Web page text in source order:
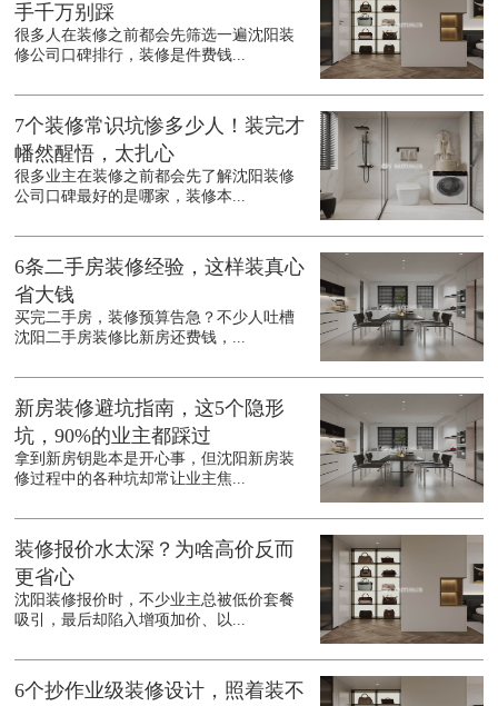
手千万别踩
很多人在装修之前都会先筛选一遍沈阳装
修公司口碑排行，装修是件费钱...
7个装修常识坑惨多少人！装完才
幡然醒悟，太扎心
很多业主在装修之前都会先了解沈阳装修
公司口碑最好的是哪家，装修本...
6条二手房装修经验，这样装真心
省大钱
买完二手房，装修预算告急？不少人吐槽
沈阳二手房装修比新房还费钱，...
新房装修避坑指南，这5个隐形
坑，90%的业主都踩过
拿到新房钥匙本是开心事，但沈阳新房装
修过程中的各种坑却常让业主焦...
装修报价水太深？为啥高价反而
更省心
沈阳装修报价时，不少业主总被低价套餐
吸引，最后却陷入增项加价、以...
6个抄作业级装修设计，照着装不